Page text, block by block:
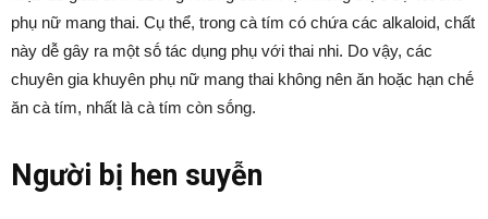
phụ nữ mang thai. Cụ thể, trong cà tím có chứa các alkaloid, chất
này dễ gȃy ra một sṓ tác dụng phụ với thai nhi. Do vậy, các
chuyên gia khuyên phụ nữ mang thai khȏng nên ăn hoặc hạn chḗ
ăn cà tím, nhất là cà tím còn sṓng.
Người bị hen suyễn